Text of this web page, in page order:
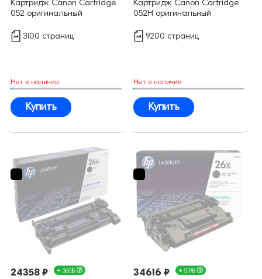
Картридж Canon Cartridge
052 оригинальный
3100 страниц
Нет в наличии
Купить
Картридж Canon Cartridge
052H оригинальный
9200 страниц
Нет в наличии
Купить
24358 ₽ + 365Б 34616 ₽ + 519Б